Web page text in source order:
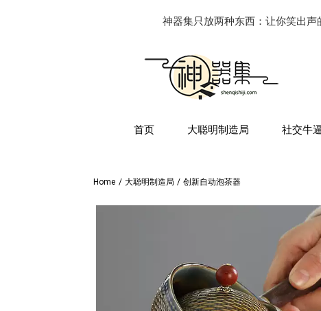
神器集只放两种东西：让你笑出
首页 大聪明制造局 社交牛
Home / 大聪明制造局 / 创新自动泡茶器